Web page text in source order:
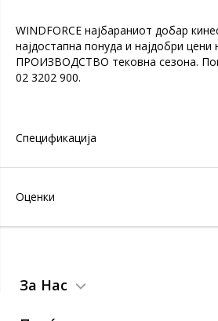
WINDFORCE најбараниот добар
најдостапна понуда и најдобри
ПРОИЗВОДСТВО тековна сезона.
02 3202 900.
Спецификација
Оценки
За Нас